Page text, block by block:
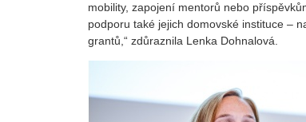
mobility, zapojení mentorů nebo
podporu také jejich domovské instituce –
grantů,“ zdůraznila Lenka Dohnalová.